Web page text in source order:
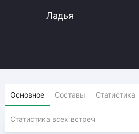
Ладья
Основное Составы Статистика
Статистика всех встреч